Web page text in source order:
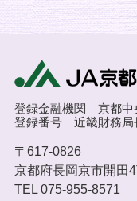
登録金融機関 京都中
登録番号 近畿財務局
〒617-0826
京都府長岡京市開田
TEL 075-955-8571